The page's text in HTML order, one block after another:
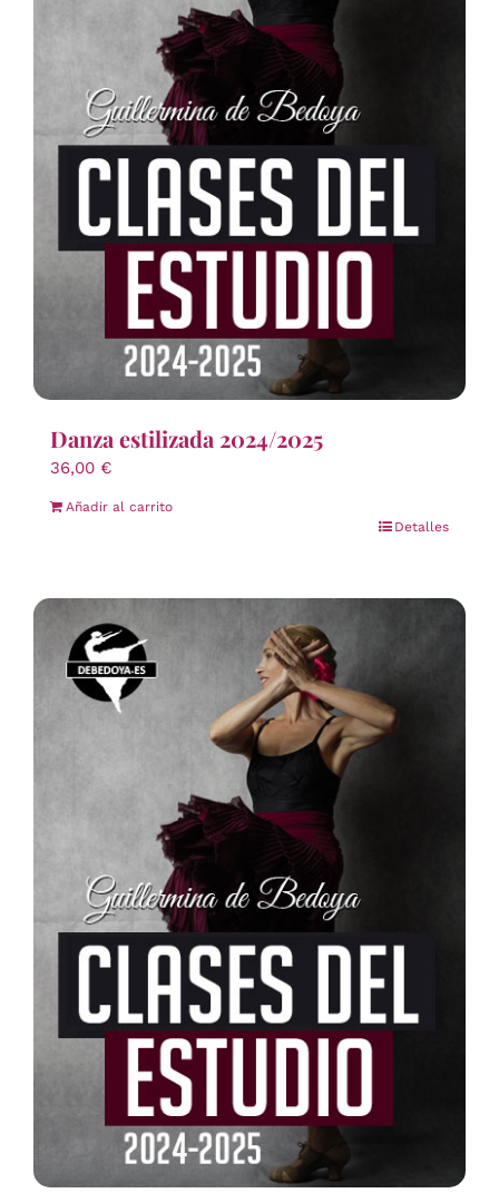
Danza estilizada 2024/2025
36,00 €
Añadir al carrito
Detalles